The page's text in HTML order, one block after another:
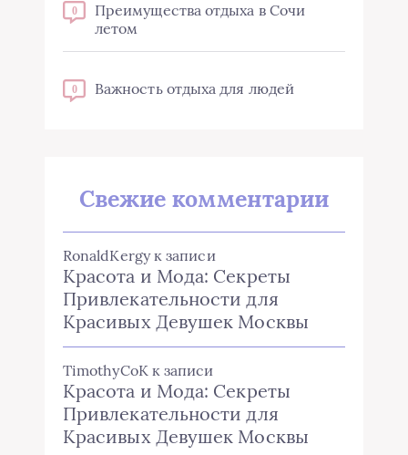
0
Преимущества отдыха в Сочи
летом
0 Важность отдыха для людей
Свежие комментарии
RonaldKergyк записи
Красота и Мода: Секреты
Привлекательности для
Красивых Девушек Москвы
TimothyCoKк записи
Красота и Мода: Секреты
Привлекательности для
Красивых Девушек Москвы